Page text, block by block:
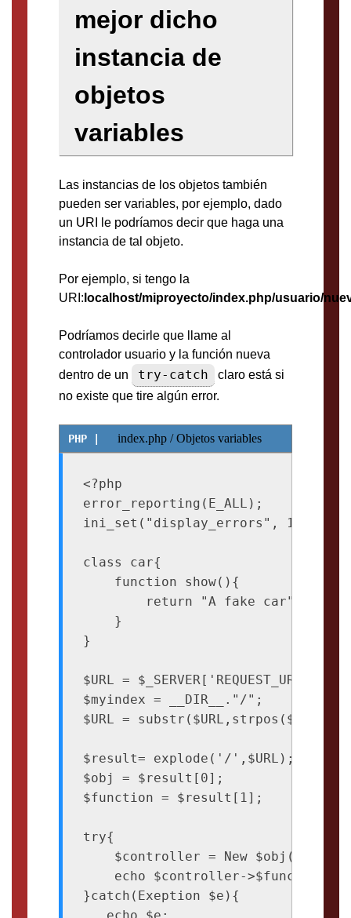
mejor dicho
instancia de
objetos
variables
Las instancias de los objetos también
pueden ser variables, por ejemplo, dado
un URI le podríamos decir que haga una
instancia de tal objeto.
Por ejemplo, si tengo la
URI: localhost/miproyecto/index.php/usuario/
Podríamos decirle que llame al
controlador usuario y la función nueva
dentro de un
try-catch
claro está si
no existe que tire algún error.
index.php / Objetos variables
<?php
error_reporting(E_ALL);
ini_set("display_errors", 1);
class car{
    function show(){
        return "A fake car";
    }
}
$URL = $_SERVER['REQUEST_URI'];
$myindex = __DIR__."/";
$URL =
$result= explode('/',$URL);
$obj = $result[0];
$function = $result[1];
try{
    $controller = New $obj();
    echo $controller->$function();
}catch(Exeption $e){
   echo $e;